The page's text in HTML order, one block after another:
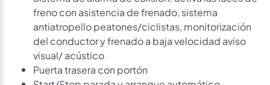
freno con asistencia de frenado, sistema
antiatropello peatones/ciclistas, monitorización
del conductor y frenado a baja velocidad aviso
visual/ acústico
Puerta trasera con portón